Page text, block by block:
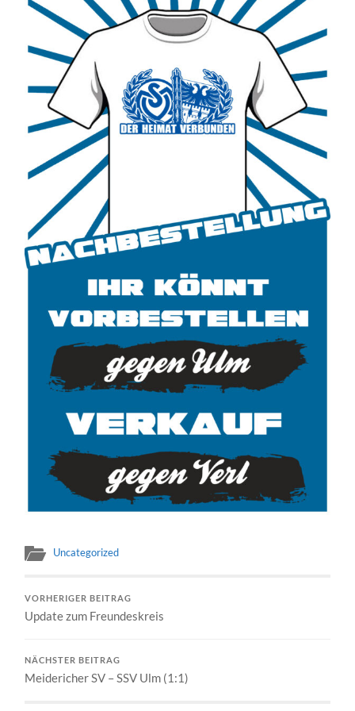
Uncategorized
VORHERIGER BEITRAG
Update zum Freundeskreis
NÄCHSTER BEITRAG
Meidericher SV – SSV Ulm (1:1)